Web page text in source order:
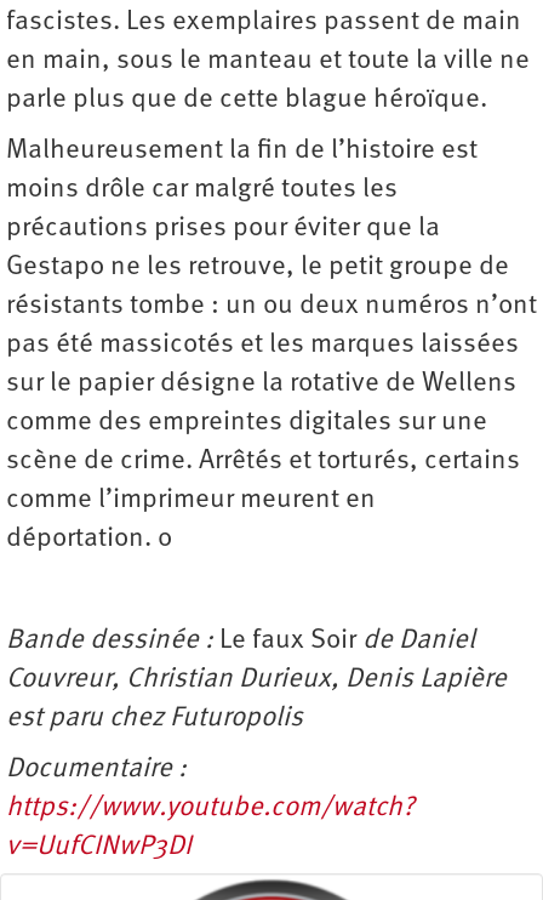
fascistes. Les exemplaires passent de main
en main, sous le manteau et toute la ville ne
parle plus que de cette blague héroïque.
Malheureusement la fin de l’histoire est
moins drôle car malgré toutes les
précautions prises pour éviter que la
Gestapo ne les retrouve, le petit groupe de
résistants tombe : un ou deux numéros n’ont
pas été massicotés et les marques laissées
sur le papier désigne la rotative de Wellens
comme des empreintes digitales sur une
scène de crime. Arrêtés et torturés, certains
comme l’imprimeur meurent en
déportation. o
Bande dessinée : Le faux Soirde Daniel
Couvreur, Christian Durieux, Denis Lapière
est paru chez Futuropolis
Documentaire :
https://www.youtube.com/watch?
v=UufCINwP3DI